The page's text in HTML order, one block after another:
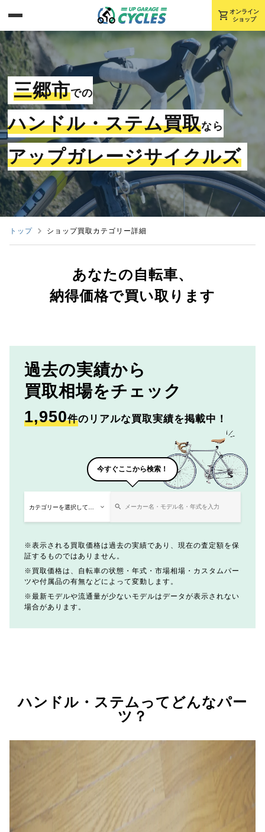
shopping_cart オンライン
ショップ
三郷市での
ハンドル・ステム買取なら
アップガレージサイクルズ
トップ ショップ買取カテゴリー詳細
あなたの自転車、
納得価格で買い取ります
過去の実績から
買取相場をチェック
1,950件のリアルな買取実績を掲載中！
今すぐここから検索！
表示される買取価格は過去の実績であり、現在の査定額を保
証するものではありません。
買取価格は、自転車の状態・年式・市場相場・カスタムパー
ツや付属品の有無などによって変動します。
最新モデルや流通量が少ないモデルはデータが表示されない
場合があります。
ハンドル・ステムってどんなパー
ツ？